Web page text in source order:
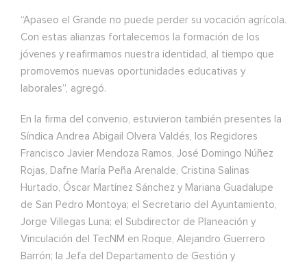
“Apaseo el Grande no puede perder su vocación agrícola.
Con estas alianzas fortalecemos la formación de los
jóvenes y reafirmamos nuestra identidad, al tiempo que
promovemos nuevas oportunidades educativas y
laborales”, agregó.
En la firma del convenio, estuvieron también presentes la
Síndica Andrea Abigail Olvera Valdés, los Regidores
Francisco Javier Mendoza Ramos, José Domingo Núñez
Rojas, Dafne María Peña Arenalde, Cristina Salinas
Hurtado, Óscar Martínez Sánchez y Mariana Guadalupe
de San Pedro Montoya; el Secretario del Ayuntamiento,
Jorge Villegas Luna; el Subdirector de Planeación y
Vinculación del TecNM en Roque, Alejandro Guerrero
Barrón; la Jefa del Departamento de Gestión y